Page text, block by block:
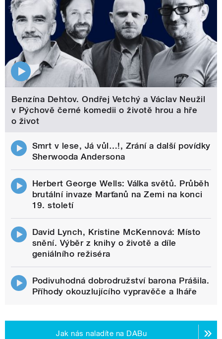
Benzína Dehtov. Ondřej Vetchý a Václav Neužil
v Pýchově černé komedii o životě hrou a hře
o život
Smrt v lese, Já vůl…!, Zrání a další povídky
Sherwooda Andersona
Herbert George Wells: Válka světů. Průběh
brutální invaze Marťanů na Zemi na konci
19. století
David Lynch, Kristine McKennová: Místo
snění. Výběr z knihy o životě a díle
geniálního režiséra
Podivuhodná dobrodružství barona Prášila.
Příhody okouzlujícího vypravěče a lháře
Jak nás naladíte na DABu